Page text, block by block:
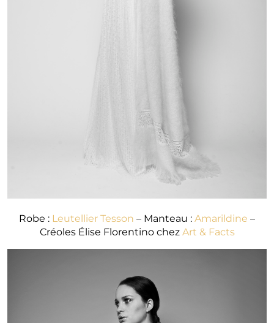
Robe : Leutellier Tesson – Manteau : Amarildine –
Créoles Élise Florentino chez Art & Facts